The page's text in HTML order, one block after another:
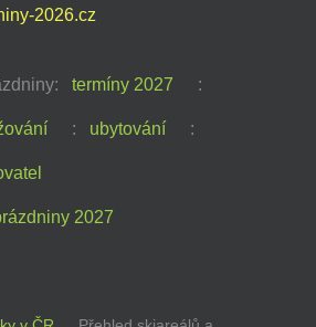
2026.cz
termíny 2027 :
: ubytování :